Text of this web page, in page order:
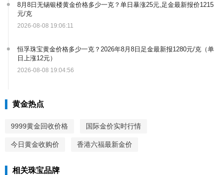
8月8日无锡银楼黄金价格多少一克？单日暴涨25元,足金最新报价1215
元/克
2026-08-08 19:06:11
恒孚珠宝黄金价格多少一克？2026年8月8日足金最新报1280元/克（单
日上涨12元）
2026-08-08 19:04:56
黄金热点
9999黄金回收价格 国际金价实时行情
今日黄金收购价 香港六福最新金价
相关珠宝品牌